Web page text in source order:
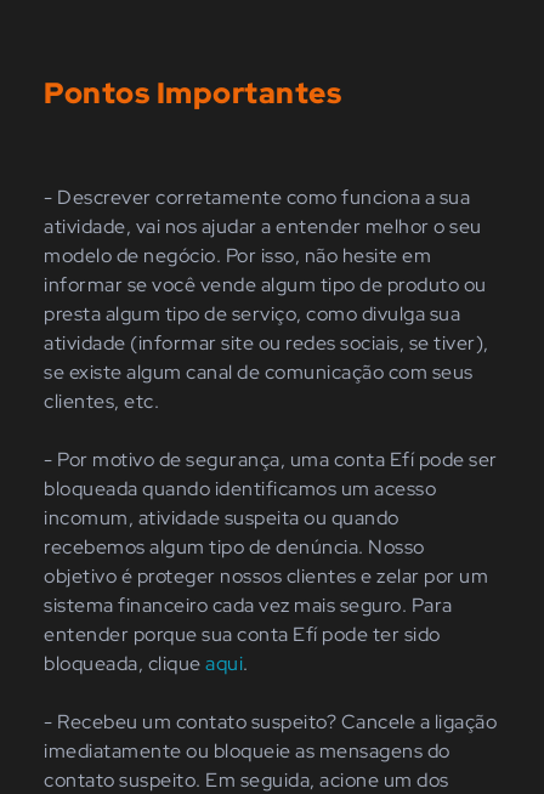
Pontos Importantes
- Descrever corretamente como funciona a sua
atividade, vai nos ajudar a entender melhor o seu
modelo de negócio. Por isso, não hesite em
informar se você vende algum tipo de produto ou
presta algum tipo de serviço, como divulga sua
atividade (informar site ou redes sociais, se tiver),
se existe algum canal de comunicação com seus
clientes, etc.
- Por motivo de segurança, uma conta Efí pode ser
bloqueada quando identificamos um acesso
incomum, atividade suspeita ou quando
recebemos algum tipo de denúncia. Nosso
objetivo é proteger nossos clientes e zelar por um
sistema financeiro cada vez mais seguro. Para
entender porque sua conta Efí pode ter sido
bloqueada, cliqueaqui.
- Recebeu um contato suspeito? Cancele a ligação
imediatamente ou bloqueie as mensagens do
contato suspeito. Em seguida, acione um dos